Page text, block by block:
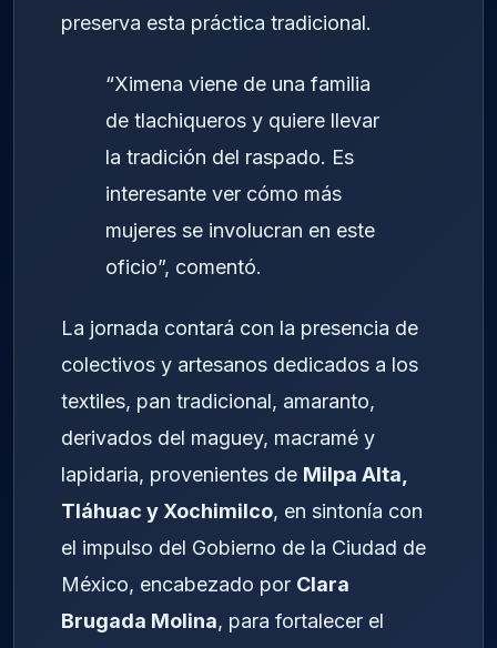
preserva esta práctica tradicional.
“Ximena viene de una familia
de tlachiqueros y quiere llevar
la tradición del raspado. Es
interesante ver cómo más
mujeres se involucran en este
oficio”, comentó.
La jornada contará con la presencia de
colectivos y artesanos dedicados a los
textiles, pan tradicional, amaranto,
derivados del maguey, macramé y
lapidaria, provenientes de Milpa Alta,
Tláhuac y Xochimilco, en sintonía con
el impulso del Gobierno de la Ciudad de
México, encabezado por Clara
Brugada Molina, para fortalecer el